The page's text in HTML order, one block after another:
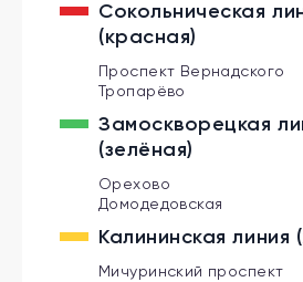
Улица Скобелевская
Б-р Адм Ушакова
Улица Горчакова
Сокольническая
(красная)
Проспект Вернадского
Тропарёво
Замоскворецкая
(зелёная)
Орехово
Домодедовская
Калининская линия
Мичуринский проспект